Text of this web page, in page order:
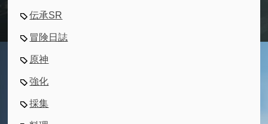
伝承SR
冒険日誌
原神
強化
採集